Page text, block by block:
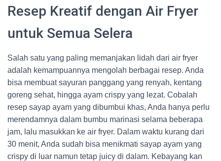
Resep Kreatif dengan Air Fryer
untuk Semua Selera
Salah satu yang paling memanjakan lidah dari air fryer
adalah kemampuannya mengolah berbagai resep. Anda
bisa membuat sayuran panggang yang renyah, kentang
goreng sehat, hingga ayam crispy yang lezat. Cobalah
resep sayap ayam yang dibumbui khas, Anda hanya perlu
merendamnya dalam bumbu marinasi selama beberapa
jam, lalu masukkan ke air fryer. Dalam waktu kurang dari
30 menit, Anda sudah bisa menikmati sayap ayam yang
crispy di luar namun tetap juicy di dalam. Kebayang kan